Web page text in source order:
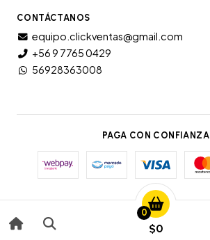
0
$0
CONTÁCTANOS
equipo.clickventas@gmail.com
+56 9 7765 0429
56928363008
PAGA CON CONFIANZA